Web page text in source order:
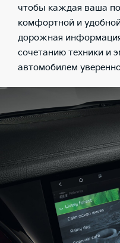
чтобы каждая ваша
комфортной и
дорожная
сочетанию техники и
автомобилем